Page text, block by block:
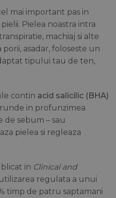
mai important pas in
Pielea noastra intra
machiaj si alte
asadar, foloseste un
tipului tau de ten,
contin acid salicilic (BHA)
in profunzimea
de sebum – sau
pielea si regleaza
in Clinical and
regulata a unui
timp de patru saptamani